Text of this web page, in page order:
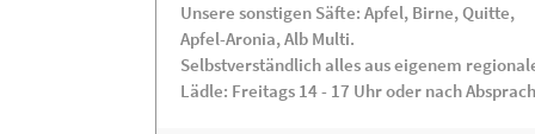
Unsere sonstigen Säfte: Apfel, Birne, Quitte,
Apfel-Aronia, Alb Multi.
Selbstverständlich alles aus eigenem
Lädle: Freitags 14 - 17 Uhr oder nach